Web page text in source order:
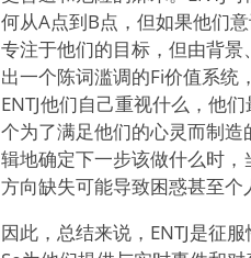
何从A点到B点，但如果他们
专注于他们的目标，但由背
出一个陈词滥调的Fi价值系统
ENTJ他们自己重视什么，他
个为了满足他们的心灵而制造
辑地确定下一步该做什么时
方向缺失可能导致困惑甚至个
因此，总结来说，ENTJ是征